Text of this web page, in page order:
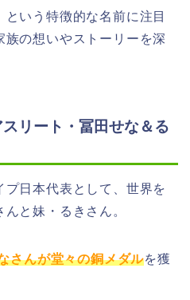
いう特徴的な名前に注目
族の想いやストーリーを深
リート・冨田せな＆る
日本代表として、世界を
と妹・るきさん。
さんが堂々の銅メダルを獲